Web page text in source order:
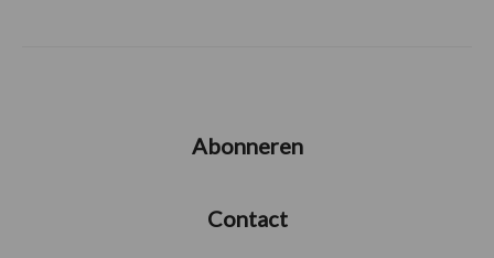
Abonneren
Contact